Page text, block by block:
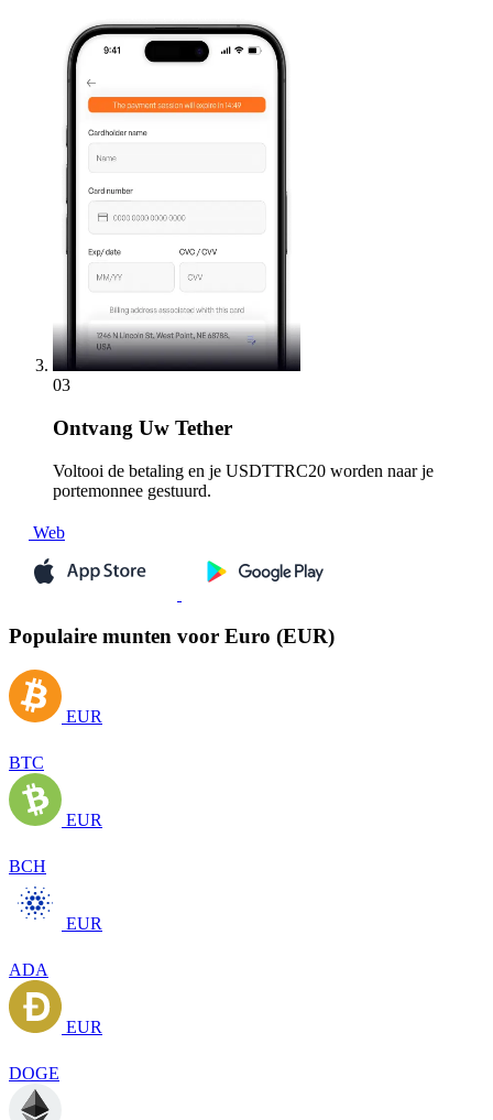
03
Ontvang Uw Tether
Voltooi de betaling en je USDTTRC20 worden naar je
portemonnee gestuurd.
Web
Populaire munten voor Euro (EUR)
EUR
BTC
EUR
BCH
EUR
ADA
EUR
DOGE